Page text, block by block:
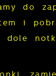
do
i
dole